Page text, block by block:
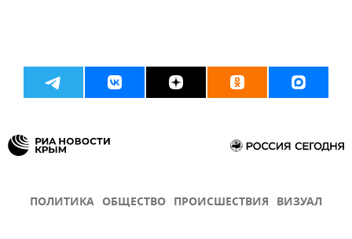
ПОЛИТИКА ОБЩЕСТВО ПРОИСШЕСТВИЯ ВИЗУАЛ